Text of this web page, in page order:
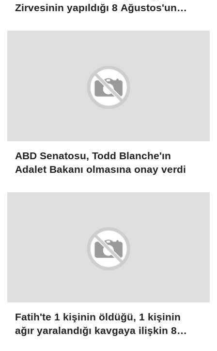
Zirvesinin yapıldığı 8 Ağustos'un
ABD Senatosu, Todd Blanche'ın
Adalet Bakanı olmasına onay verdi
Fatih'te 1 kişinin öldüğü, 1 kişinin
ağır yaralandığı kavgaya ilişkin 8